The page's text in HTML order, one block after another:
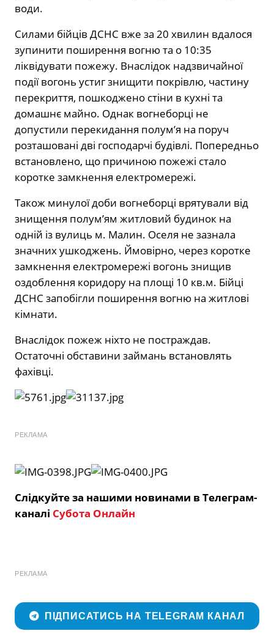
води.
Силами бійців ДСНС вже за 20 хвилин вдалося
зупинити поширення вогню та о 10:35
ліквідувати пожежу. Внаслідок надзвичайної
події вогонь устиг знищити покрівлю, частину
перекриття, пошкоджено стіни в кухні та
домашнє майно. Однак вогнеборці не
допустили перекидання полум’я на поруч
розташовані дві господарчі будівлі. Попередньо
встановлено, що причиною пожежі стало
коротке замкнення електромережі.
Також минулої доби вогнеборці врятували від
знищення полум’ям житловий будинок на
одній із вулиць м. Малин. Оселя не зазнала
значних ушкоджень. Ймовірно, через коротке
замкнення електромережі вогонь знищив
оздоблення коридору на площі 10 кв.м. Бійці
ДСНС запобігли поширення вогню на житлові
кімнати.
Внаслідок пожеж ніхто не постраждав.
Остаточні обставини займань встановлять
фахівці.
РЕКЛАМА
Слідкуйте за нашими новинами в Телеграм-
каналі Субота Онлайн
РЕКЛАМА
ПІДПИСАТИСЬ НА TELEGRAM КАНАЛ